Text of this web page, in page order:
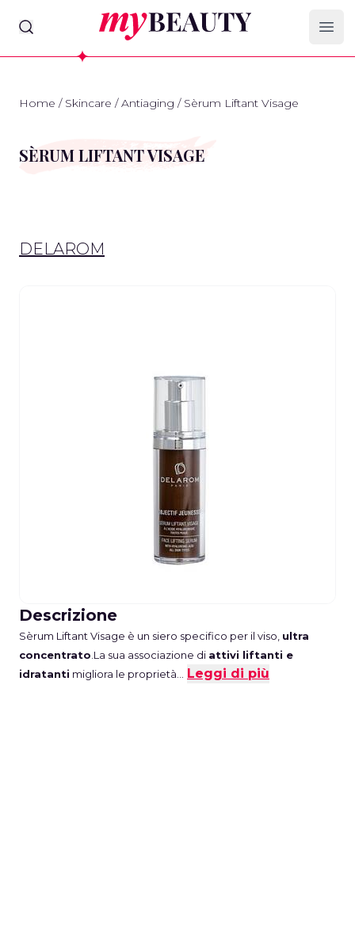
myBeauty
Home / Skincare / Antiaging / Sèrum Liftant Visage
SÈRUM LIFTANT VISAGE
DELAROM
Descrizione
Sèrum Liftant Visage è un siero specifico per il viso, ultra
concentrato La sua associazione di attivi liftanti e
idratanti migliora le proprietà... Leggi di più